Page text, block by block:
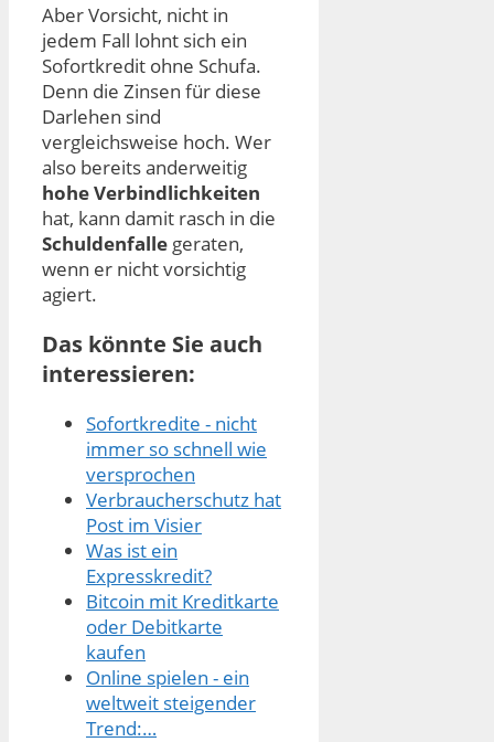
Aber Vorsicht, nicht in
jedem Fall lohnt sich ein
Sofortkredit ohne Schufa.
Denn die Zinsen für diese
Darlehen sind
vergleichsweise hoch. Wer
also bereits anderweitig
hohe Verbindlichkeiten
hat, kann damit rasch in die
Schuldenfalle geraten,
wenn er nicht vorsichtig
agiert.
Das könnte Sie auch
interessieren:
Sofortkredite - nicht
immer so schnell wie
versprochen
Verbraucherschutz hat
Post im Visier
Was ist ein
Expresskredit?
Bitcoin mit Kreditkarte
oder Debitkarte
kaufen
Online spielen - ein
weltweit steigender
Trend:…